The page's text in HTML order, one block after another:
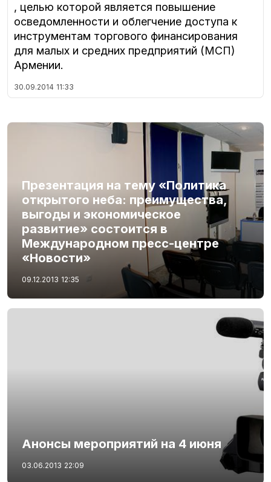
, целью которой является повышение
осведомленности и облегчение доступа к
инструментам торгового финансирования
для малых и средних предприятий (МСП)
Армении.
30.09.2014 11:33
Презентация на тему «Политика
открытого неба: преимущества,
выгоды и экономическое
развитие» состоится в
Международном пресс-центре
«Новости»
09.12.2013 12:35
Анонсы мероприятий на 4 июня
03.06.2013 22:09